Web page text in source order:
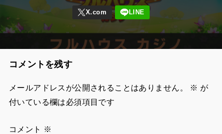
コメントを残す
メールアドレスが公開されることはありません。 ※ が
付いている欄は必須項目です
コメント ※